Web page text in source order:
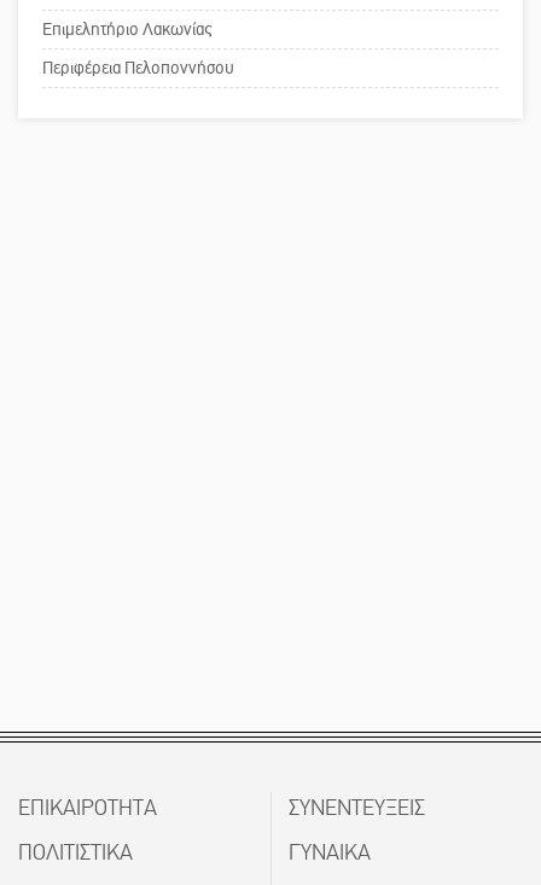
κοινωνικής αναισθησίας
Επιμελητήριο Λακωνίας
Περιφέρεια Πελοποννήσου
ΕΠΙΚΑΙΡΟΤΗΤΑ
ΠΟΛΙΤΙΣΤΙΚΑ
ΣΥΝΕΝΤΕΥΞΕΙΣ
ΓΥΝΑΙΚΑ